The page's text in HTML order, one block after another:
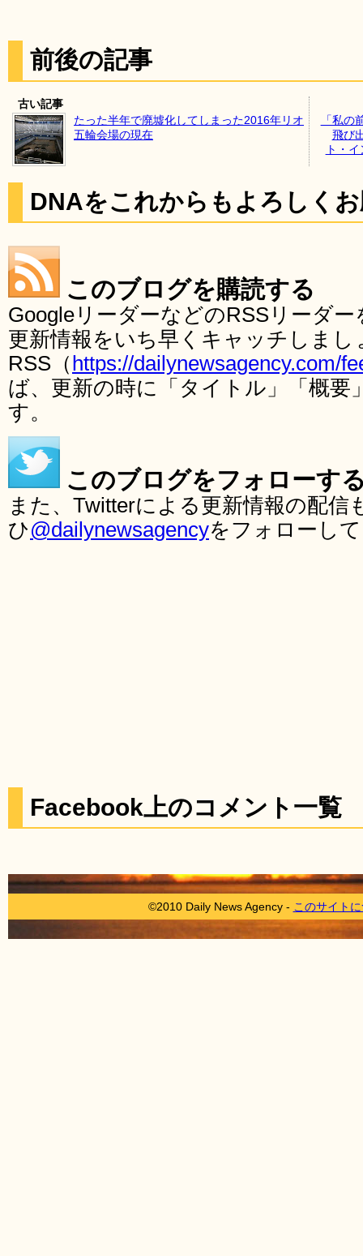
前後の記事
古い記事
たった半年で廃墟化してしまった2016年リオ
五輪会場の現在
「私の
飛び
ト・
DNAをこれからもよろしく
このブログを購読する
GoogleリーダーなどのRSSリーダ
更新情報をいち早くキャッチしま
RSS（ https://dailynewsagency.com/
ば、更新の時に「タイトル」「概要
す。
このブログをフォローす
また、Twitterによる更新情報の配
ひ@dailynewsagencyをフォローし
Facebook上のコメント一覧
©2010 Daily News Agency - このサイト